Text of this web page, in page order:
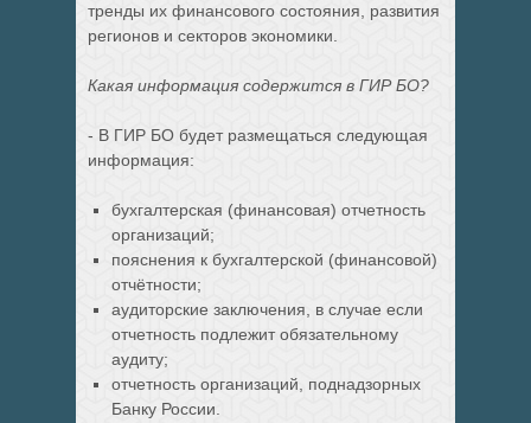
тренды их финансового состояния, развития
регионов и секторов экономики.
Какая информация содержится в ГИР БО?
- В ГИР БО будет размещаться следующая
информация:
бухгалтерская (финансовая) отчетность
организаций;
пояснения к бухгалтерской (финансовой)
отчётности;
аудиторские заключения, в случае если
отчетность подлежит обязательному
аудиту;
отчетность организаций, поднадзорных
Банку России.